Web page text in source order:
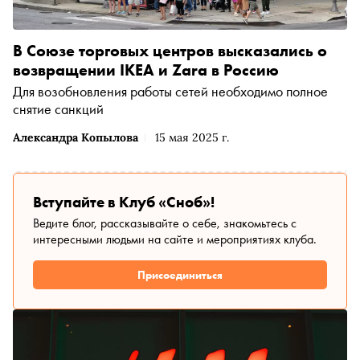
Александра Копылова 15 мая 2025 г.
В Союзе торговых центров высказались о
возвращении IKEA и Zara в Россию
Для возобновления работы сетей необходимо полное
снятие санкций
Вступайте в Клуб «Сноб»!
Ведите блог, рассказывайте о себе, знакомьтесь с
интересными людьми на сайте и мероприятиях клуба.
Присоединиться